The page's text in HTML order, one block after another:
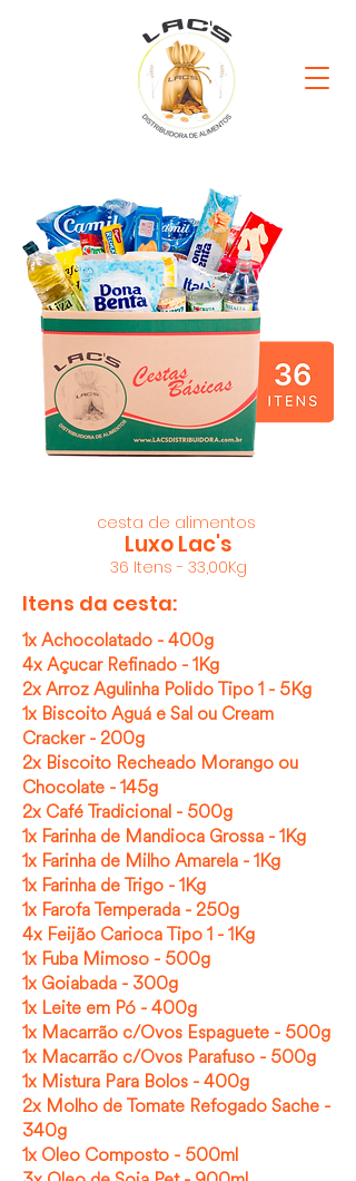
cesta de alimentos
Luxo Lac's
36 Itens - 33,00Kg
Itens da cesta:
1x Achocolatado - 400g
4x Açucar Refinado - 1Kg
2x Arroz Agulinha Polido Tipo 1 - 5Kg
1x Biscoito Aguá e Sal ou Cream
Cracker - 200g
2x Biscoito Recheado Morango ou
Chocolate - 145g
2x Café Tradicional - 500g
1x Farinha de Mandioca Grossa - 1Kg
1x Farinha de Milho Amarela - 1Kg
1x Farinha de Trigo - 1Kg
1x Farofa Temperada - 250g
4x Feijão Carioca Tipo 1 - 1Kg
1x Fuba Mimoso - 500g
1x Goiabada - 300g
1x Leite em Pó - 400g
1x Macarrão c/Ovos Espaguete - 500g
1x Macarrão c/Ovos Parafuso - 500g
1x Mistura Para Bolos - 400g
2x Molho de Tomate Refogado Sache -
340g
1x Oleo Composto - 500ml